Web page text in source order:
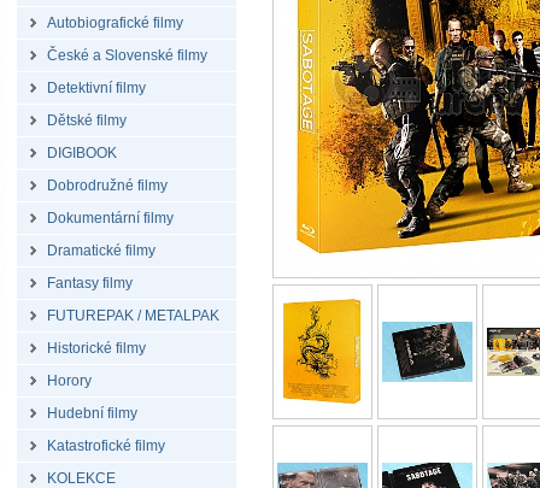
Autobiografické filmy
České a Slovenské filmy
Detektivní filmy
Dětské filmy
DIGIBOOK
Dobrodružné filmy
Dokumentární filmy
Dramatické filmy
Fantasy filmy
FUTUREPAK / METALPAK
Historické filmy
Horory
Hudební filmy
Katastrofické filmy
KOLEKCE